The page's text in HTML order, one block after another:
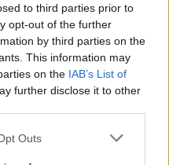
to third parties prior to
opt-out of the further
by third parties on the
This information may
on the IAB’s List of
further disclose it to other
uses one or more Google
Outs
a háttérben, amelyek
kényszerítenek
két hétben még
ezeket a döntéseket.